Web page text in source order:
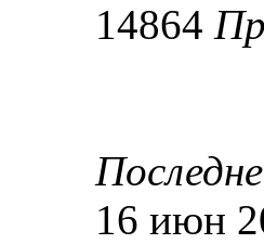
14864
16 июн